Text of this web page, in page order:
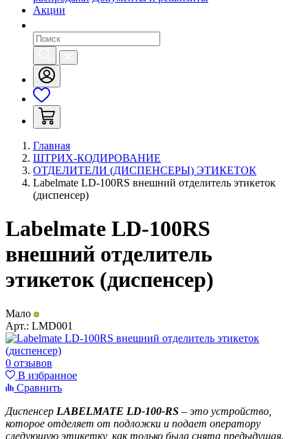
Акции
Главная
ШТРИХ-КОДИРОВАНИЕ
ОТДЕЛИТЕЛИ (ДИСПЕНСЕРЫ) ЭТИКЕТОК
Labelmate LD-100RS внешний отделитель этикеток
(диспенсер)
Labelmate LD-100RS
внешний отделитель
этикеток (диспенсер)
Мало
Арт.: LMD001
0 отзывов
В избранное
Сравнить
Диспенсер LABELMATE LD-100-RS – это устройство,
которое отделяет от подложки и подает оператору
следующую этикетку, как только была снята предыдущая.